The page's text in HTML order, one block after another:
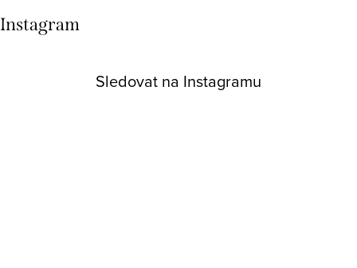
Instagram
Sledovat na Instagramu